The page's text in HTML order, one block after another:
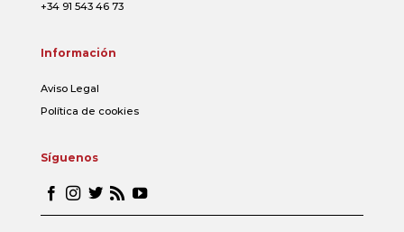
+34 91 543 46 73
Información
Aviso Legal
Política de cookies
Síguenos